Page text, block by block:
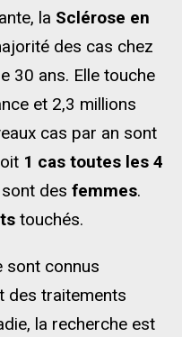
la Sclérose en
des cas chez
30 ans. Elle touche
et 2,3 millions
cas par an sont
1 cas toutes les 4
des femmes.
touchés.
sont connus
des traitements
la recherche est